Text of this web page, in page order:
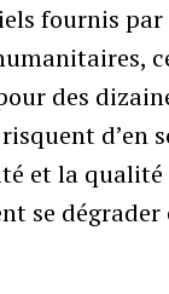
fournis par
des
d’en
et la qualité
se dégrader